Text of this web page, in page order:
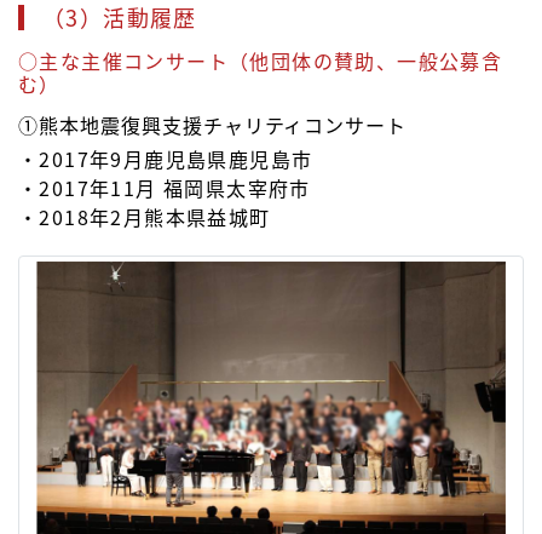
（3）活動履歴
○主な主催コンサート（他団体の賛助、一般公募含
む）
①熊本地震復興支援チャリティコンサート
・2017年9月鹿児島県鹿児島市
・2017年11月 福岡県太宰府市
・2018年2月熊本県益城町